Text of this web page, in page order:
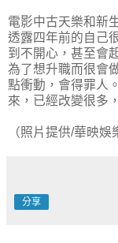
電影中古天樂和新
透露四年前的自己
到不開心，甚至會
為了想升職而很會
點衝動，會得罪人
來，已經改變很多
（照片提供/華映娛
分享